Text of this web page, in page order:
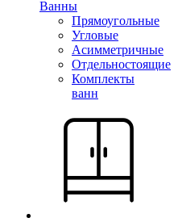
Ванны
Прямоугольные
Угловые
Асимметричные
Отдельностоящие
Комплекты
ванн